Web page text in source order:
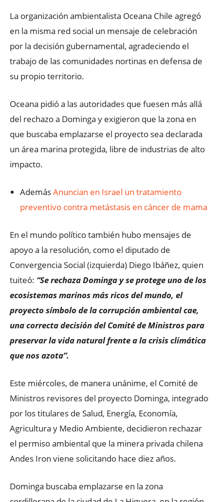
La organización ambientalista Oceana Chile agregó
en la misma red social un mensaje de celebración
por la decisión gubernamental, agradeciendo el
trabajo de las comunidades nortinas en defensa de
su propio territorio.
Oceana pidió a las autoridades que fuesen más allá
del rechazo a Dominga y exigieron que la zona en
que buscaba emplazarse el proyecto sea declarada
un área marina protegida, libre de industrias de alto
impacto.
AdemásAnuncian en Israel un tratamiento
preventivo contra metástasis en cáncer de mama
En el mundo político también hubo mensajes de
apoyo a la resolución, como el diputado de
Convergencia Social (izquierda) Diego Ibáñez, quien
tuiteó: “Se rechaza Dominga y se protege uno de los
ecosistemas marinos más ricos del mundo, el
proyecto símbolo de la corrupción ambiental cae,
una correcta decisión del Comité de Ministros para
preservar la vida natural frente a la crisis climática
que nos azota”.
Este miércoles, de manera unánime, el Comité de
Ministros revisores del proyecto Dominga, integrado
por los titulares de Salud, Energía, Economía,
Agricultura y Medio Ambiente, decidieron rechazar
el permiso ambiental que la minera privada chilena
Andes Iron viene solicitando hace diez años.
Dominga buscaba emplazarse en la zona